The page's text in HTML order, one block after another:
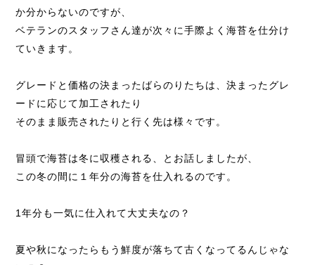
か分からないのですが、
ベテランのスタッフさん達が次々に手際よく海苔を仕分け
ていきます。
グレードと価格の決まったばらのりたちは、決まったグレ
ードに応じて加工されたり
そのまま販売されたりと行く先は様々です。
冒頭で海苔は冬に収穫される、とお話しましたが、
この冬の間に１年分の海苔を仕入れるのです。
1年分も一気に仕入れて大丈夫なの？
夏や秋になったらもう鮮度が落ちて古くなってるんじゃな